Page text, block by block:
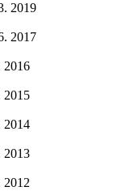
2019
2017
2016
2015
2014
2013
2012